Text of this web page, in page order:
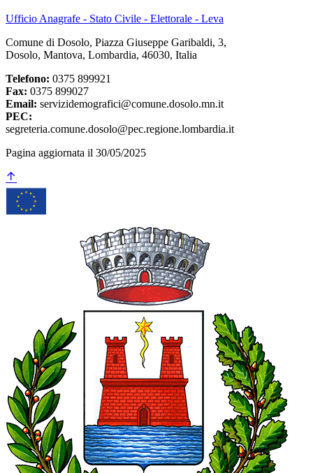
Ufficio Anagrafe - Stato Civile - Elettorale - Leva
Comune di Dosolo, Piazza Giuseppe Garibaldi, 3,
Dosolo, Mantova, Lombardia, 46030, Italia
Telefono: 0375 899921
Fax: 0375 899027
Email: servizidemografici@comune.dosolo.mn.it
PEC:
segreteria.comune.dosolo@pec.regione.lombardia.it
Pagina aggiornata il 30/05/2025